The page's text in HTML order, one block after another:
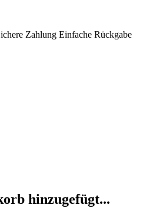
Zahlung Einfache Rückgabe
hinzugefügt...